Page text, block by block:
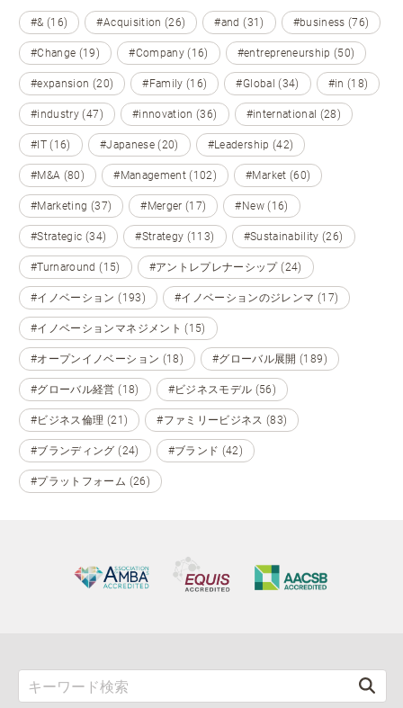
#& (16) #Acquisition (26) #and (31) #business (76)
#Change (19) #Company (16) #entrepreneurship (50)
#expansion (20) #Family (16) #Global (34) #in (18)
#industry (47) #innovation (36) #international (28)
#IT (16) #Japanese (20) #Leadership (42)
#M&A (80) #Management (102) #Market (60)
#Marketing (37) #Merger (17) #New (16)
#Strategic (34) #Strategy (113) #Sustainability (26)
#Turnaround (15) #アントレプレナーシップ (24)
#イノベーション (193) #イノベーションのジレンマ (17)
#イノベーションマネジメント (15)
#オープンイノベーション (18) #グローバル展開 (189)
#グローバル経営 (18) #ビジネスモデル (56)
#ビジネス倫理 (21) #ファミリービジネス (83)
#ブランディング (24) #ブランド (42)
#プラットフォーム (26)